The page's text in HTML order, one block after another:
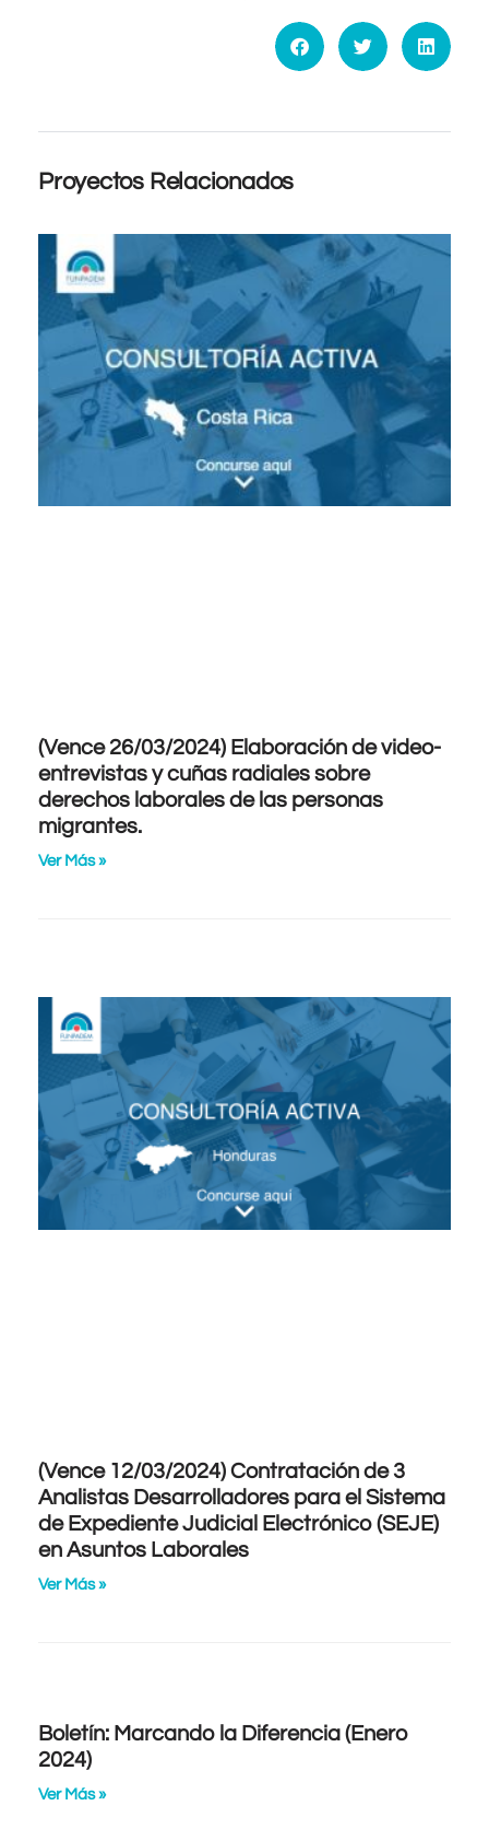
Proyectos Relacionados
(Vence 26/03/2024) Elaboración de video-
entrevistas y cuñas radiales sobre
derechos laborales de las personas
migrantes.
Ver Más »
(Vence 12/03/2024) Contratación de 3
Analistas Desarrolladores para el Sistema
de Expediente Judicial Electrónico (SEJE)
en Asuntos Laborales
Ver Más »
Boletín: Marcando la Diferencia (Enero
2024)
Ver Más »